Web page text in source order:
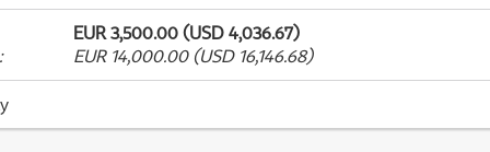
EUR 3,500.00 (USD 4,036.67)
EUR 14,000.00 (USD 16,146.68)